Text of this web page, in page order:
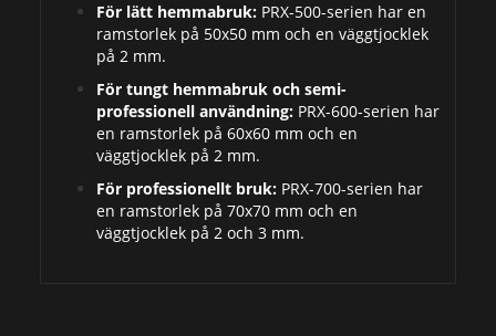
För lätt hemmabruk: PRX-500-serien har en
ramstorlek på 50x50 mm och en väggtjocklek
på 2 mm.
För tungt hemmabruk och semi-
professionell användning: PRX-600-serien har
en ramstorlek på 60x60 mm och en
väggtjocklek på 2 mm.
För professionellt bruk: PRX-700-serien har
en ramstorlek på 70x70 mm och en
väggtjocklek på 2 och 3 mm.